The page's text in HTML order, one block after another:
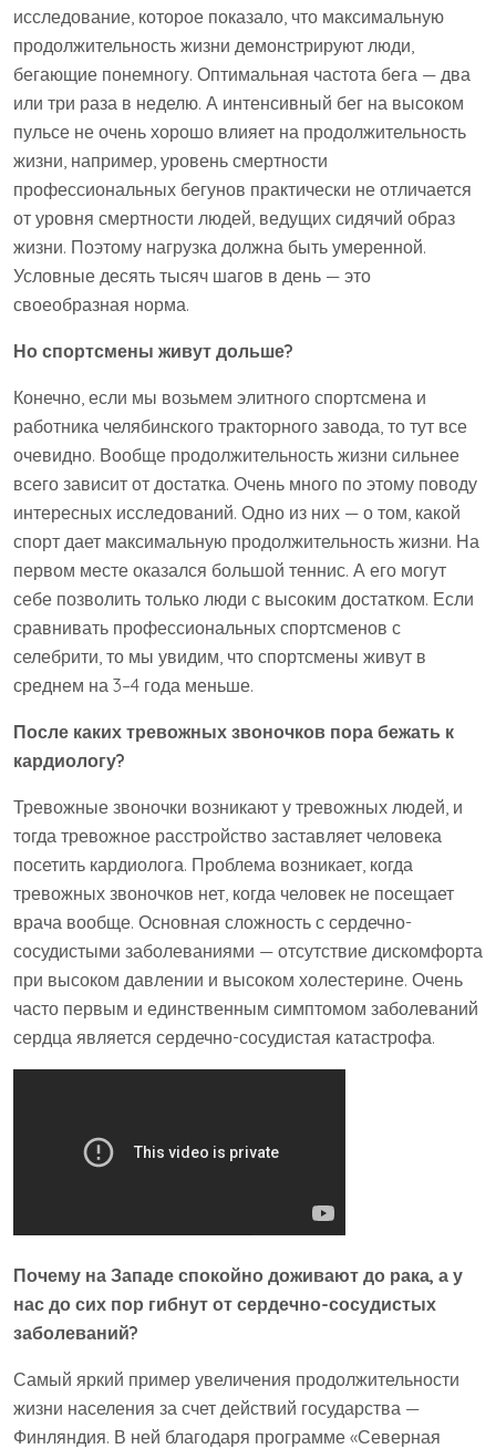
исследование, которое показало, что максимальную
продолжительность жизни демонстрируют люди,
бегающие понемногу. Оптимальная частота бега — два
или три раза в неделю. А интенсивный бег на высоком
пульсе не очень хорошо влияет на продолжительность
жизни, например, уровень смертности
профессиональных бегунов практически не отличается
от уровня смертности людей, ведущих сидячий образ
жизни. Поэтому нагрузка должна быть умеренной.
Условные десять тысяч шагов в день — это
своеобразная норма.
Но спортсмены живут дольше?
Конечно, если мы возьмем элитного спортсмена и
работника челябинского тракторного завода, то тут все
очевидно. Вообще продолжительность жизни сильнее
всего зависит от достатка. Очень много по этому поводу
интересных исследований. Одно из них — о том, какой
спорт дает максимальную продолжительность жизни. На
первом месте оказался большой теннис. А его могут
себе позволить только люди с высоким достатком. Если
сравнивать профессиональных спортсменов с
селебрити, то мы увидим, что спортсмены живут в
среднем на 3–4 года меньше.
После каких тревожных звоночков пора бежать к
кардиологу?
Тревожные звоночки возникают у тревожных людей, и
тогда тревожное расстройство заставляет человека
посетить кардиолога. Проблема возникает, когда
тревожных звоночков нет, когда человек не посещает
врача вообще. Основная сложность с сердечно-
сосудистыми заболеваниями — отсутствие дискомфорта
при высоком давлении и высоком холестерине. Очень
часто первым и единственным симптомом заболеваний
сердца является сердечно-сосудистая катастрофа.
Почему на Западе спокойно доживают до рака, а у
нас до сих пор гибнут от сердечно-сосудистых
заболеваний?
Самый яркий пример увеличения продолжительности
жизни населения за счет действий государства —
Финляндия. В ней благодаря программе «Северная